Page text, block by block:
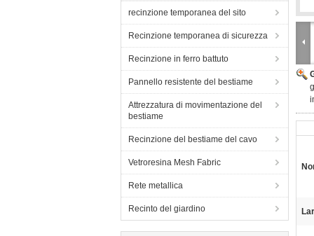
recinzione temporanea del sito
Recinzione temporanea di sicurezza
Recinzione in ferro battuto
Pannello resistente del bestiame
Attrezzatura di movimentazione del
bestiame
Recinzione del bestiame del cavo
Vetroresina Mesh Fabric
Rete metallica
Recinto del giardino